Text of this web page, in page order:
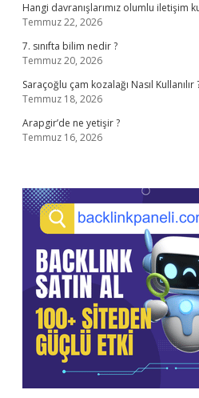
Hangi davranışlarımız olumlu iletişim
Temmuz 22, 2026
7. sınıfta bilim nedir ?
Temmuz 20, 2026
Saraçoğlu çam kozalağı Nasıl Kullanılır
Temmuz 18, 2026
Arapgir’de ne yetişir ?
Temmuz 16, 2026